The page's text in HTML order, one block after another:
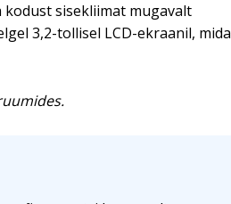
sisekliimat mugavalt
3,2-tollisel LCD-ekraanil, mida